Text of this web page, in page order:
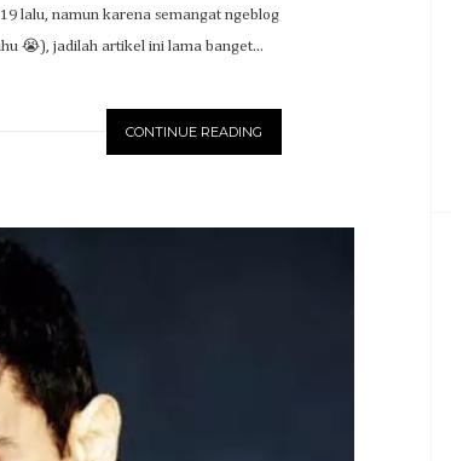
lalu, namun karena semangat ngeblog
😭), jadilah artikel ini lama banget...
CONTINUE READING